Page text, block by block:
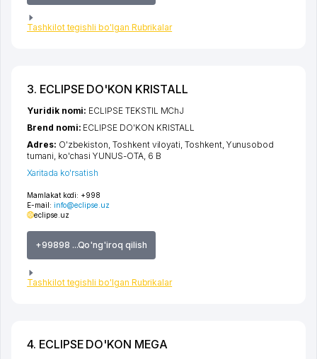
Tashkilot tegishli bo'lgan Rubrikalar
3. ECLIPSE DO'KON KRISTALL
Mamlakat kodi: +998
E-mail: info@eclipse.uz
eclipse.uz
+99898 ...Qo'ng'iroq qilish
Tashkilot tegishli bo'lgan Rubrikalar
Yuridik nomi: ECLIPSE TEKSTIL MChJ
Brend nomi: ECLIPSE DO'KON KRISTALL
Adres: O'zbekiston,Toshkent viloyati,Toshkent, Yunusobod
tumani, ko'chasi YUNUS-OTA, 6 B
Xaritada ko'rsatish
4. ECLIPSE DO'KON MEGA